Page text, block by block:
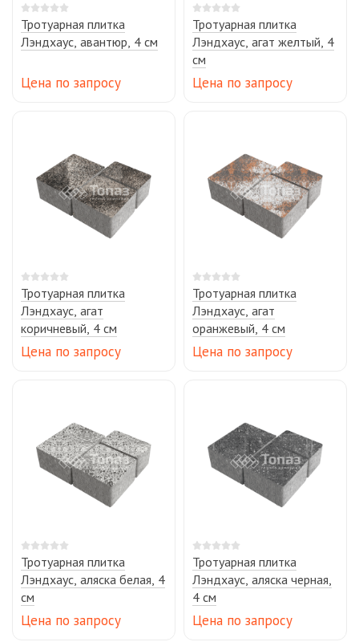
Тротуарная плитка
Лэндхаус, авантюр, 4 см
Цена по запросу
Тротуарная плитка
Лэндхаус, агат желтый, 4
см
Цена по запросу
Тротуарная плитка
Лэндхаус, агат
коричневый, 4 см
Цена по запросу
Тротуарная плитка
Лэндхаус, агат
оранжевый, 4 см
Цена по запросу
Тротуарная плитка
Лэндхаус, аляска белая, 4
см
Цена по запросу
Тротуарная плитка
Лэндхаус, аляска черная,
4 см
Цена по запросу